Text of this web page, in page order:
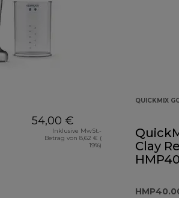
54,00 €
Inklusive MwSt.-
Betrag von 8,62 € (
19%)
QUICKMIX
Clay